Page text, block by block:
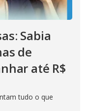
Sabia
de
até R$
tudo o que